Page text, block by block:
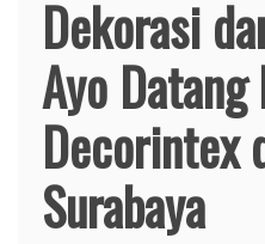
Dekorasi
Ayo Datang
Decorintex
Surabaya